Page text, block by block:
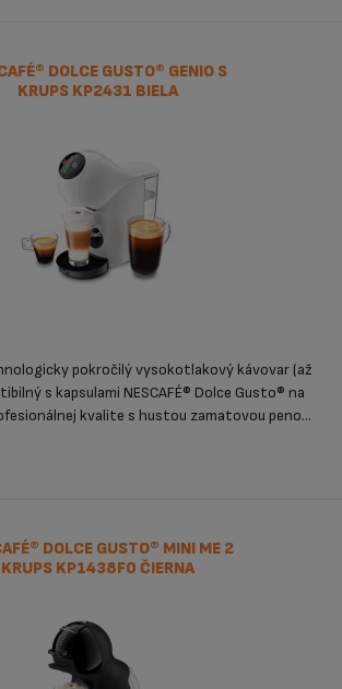
DOLCE GUSTO® GENIO S
KRUPS KP2431 BIELA
pokročilý vysokotlakový kávovar (až
s kapsulami NESCAFÉ® Dolce Gusto® na
kvalite s hustou zamatovou penou,
DOLCE GUSTO® MINI ME 2
KRUPS KP1438F0 ČIERNA